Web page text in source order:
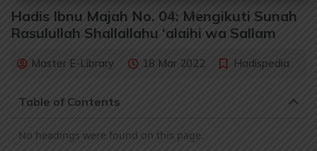
Hadis Ibnu Majah No. 04: Mengikuti Sunah
Rasulullah Shallallahu ‘alaihi wa Sallam
Master E-Library 18 Mar 2022 Hadispedia
Table of Contents
No headings were found on this page.